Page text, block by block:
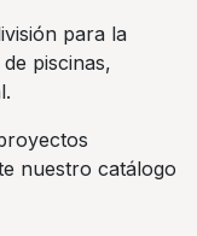
para la
piscinas,
nuestro catálogo